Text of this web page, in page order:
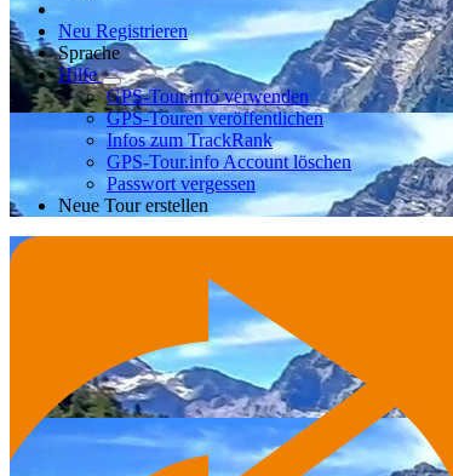
Neu Registrieren
Sprache
Hilfe
GPS-Tour.info verwenden
GPS-Touren veröffentlichen
Infos zum TrackRank
GPS-Tour.info Account löschen
Passwort vergessen
Neue Tour erstellen